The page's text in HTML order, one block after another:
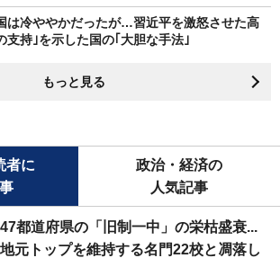
は冷ややかだったが…習近平を激怒させた高
支持｣を示した国の｢大胆な手法｣
もっと見る
者に
政治・経済の
人気記事
47都道府県の「旧制一中」の栄枯盛衰...
地元トップを維持する名門22校と凋落し